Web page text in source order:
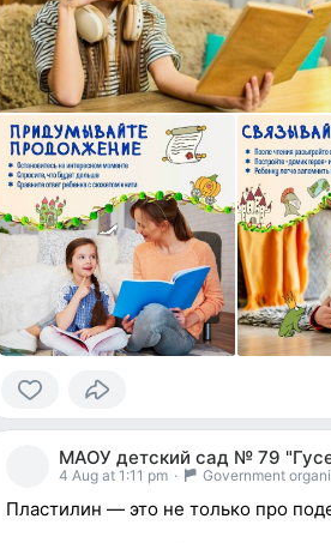
0
reactedМАОУ детский сад № 79
4 Aug at 1:11 pm · Government
Пластилин — это не только про